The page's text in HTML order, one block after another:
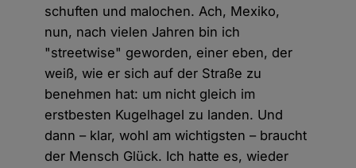
schuften und malochen. Ach, Mexiko,
nun, nach vielen Jahren bin ich
"streetwise" geworden, einer eben, der
weiß, wie er sich auf der Straße zu
benehmen hat: um nicht gleich im
erstbesten Kugelhagel zu landen. Und
dann – klar, wohl am wichtigsten – braucht
der Mensch Glück. Ich hatte es, wieder